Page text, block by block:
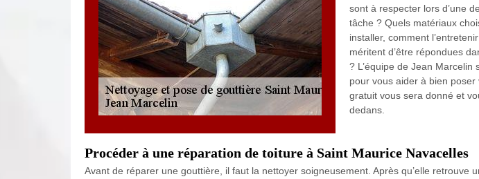
sont à respecter lors d’une
tâche ? Quels matériaux
installer, comment
méritent d’être répondues
? L’équipe de Jean Marcelin
pour vous aider à bien
gratuit vous sera donné et
dedans.
Procéder à une réparation de toiture à Saint Maurice Navacelles
Avant de réparer une gouttière, il faut la nettoyer soigneusement. Après qu’elle retrouve